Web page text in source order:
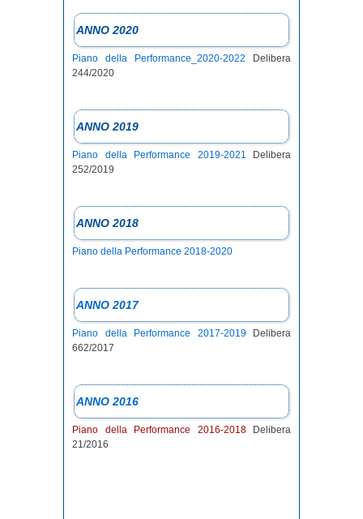
ANNO 2020
Piano della Performance_2020-2022 Delibera
244/2020
ANNO 2019
Piano della Performance 2019-2021
Delibera
252/2019
ANNO 2018
Piano della Performance 2018-2020
ANNO 2017
Piano della Performance 2017-2019Delibera
662/2017
ANNO 2016
Piano della Performance 2016-2018Delibera
21/2016